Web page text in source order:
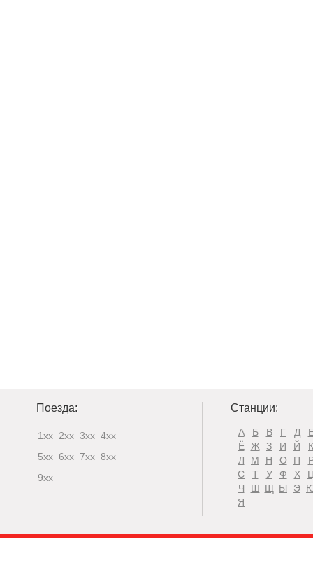
Поезда:
1xx 2xx 3xx 4xx
5xx 6xx 7xx 8xx
9xx
Станции:
А Б В Г Д
Ё
Ж З И Й
К
Л
М Н О П
С
Т У Ф Х
Ч
Ш Щ Ы Э
Я